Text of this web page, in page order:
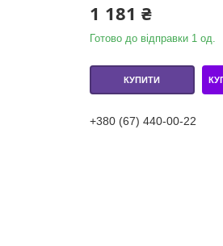
1 181 ₴
Готово до відправки 1 од.
КУПИТИ
+380 (67) 440-00-22